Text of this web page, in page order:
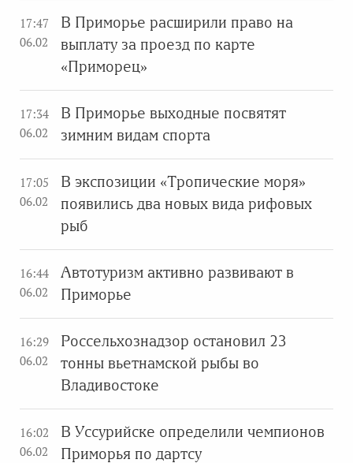
17:47
06.02
В Приморье расширили право на
выплату за проезд по карте
«Приморец»
17:34
06.02
В Приморье выходные посвятят
зимним видам спорта
17:05
06.02
В экспозиции «Тропические моря»
появились два новых вида рифовых
рыб
16:44
06.02
Автотуризм активно развивают в
Приморье
16:29
06.02
Россельхознадзор остановил 23
тонны вьетнамской рыбы во
Владивостоке
16:02
06.02
В Уссурийске определили чемпионов
Приморья по дартсу